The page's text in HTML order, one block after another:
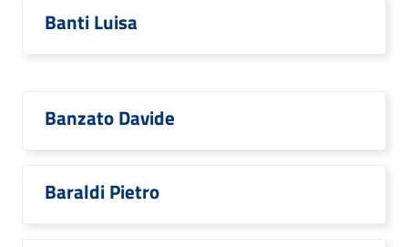
Banti Luisa
Banzato Davide
Baraldi Pietro